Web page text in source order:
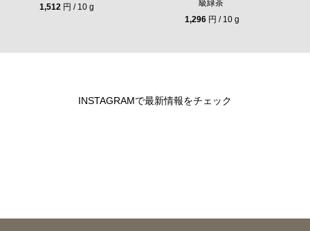
1,512円 / 10 g
級緑茶
1,296円 / 10 g
INSTAGRAMで最新情報をチェック